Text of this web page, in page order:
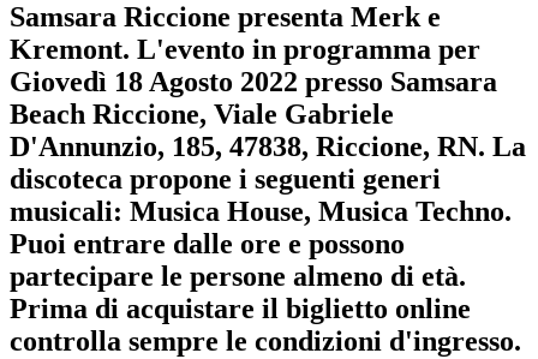
Samsara Riccione presenta Merk e
Kremont. L'evento in programma per
Giovedì 18 Agosto 2022 presso Samsara
Beach Riccione, Viale Gabriele
D'Annunzio, 185, 47838, Riccione, RN. La
discoteca propone i seguenti generi
musicali: Musica House, Musica Techno.
Puoi entrare dalle ore e possono
partecipare le persone almeno di età.
Prima di acquistare il biglietto online
controlla sempre le condizioni d'ingresso.